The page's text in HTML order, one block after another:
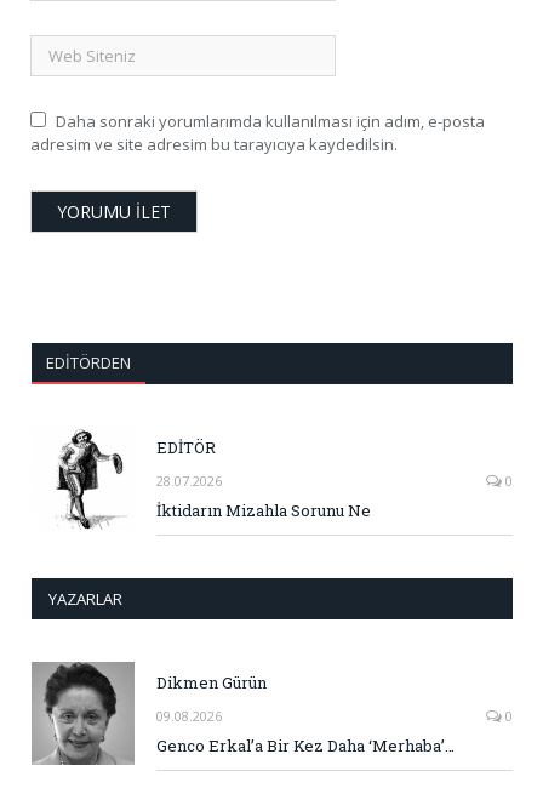
Daha sonraki yorumlarımda kullanılması için adım, e-posta
adresim ve site adresim bu tarayıcıya kaydedilsin.
EDITÖRDEN
EDİTÖR
28.07.2026 0
İktidarın Mizahla Sorunu Ne
YAZARLAR
Dikmen Gürün
09.08.2026 0
Genco Erkal’a Bir Kez Daha ‘Merhaba’…